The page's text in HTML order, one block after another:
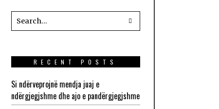
RECENT POSTS
Si ndërveprojnë mendja juaj e
ndërgjegjshme dhe ajo e pandërgjegjshme